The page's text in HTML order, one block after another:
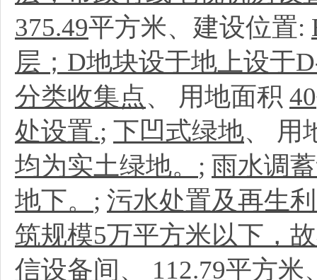
375.49平方米、建设位置:
层；D地块设于地上设于
分类收集点、 用地面积 40
处设置.; 下凹式绿地、 用
均为实土绿地。 ; 雨水调
地下。 ; 污水处置及再生
筑规模5万平方米以下，
信设备间 、 112.79平方米